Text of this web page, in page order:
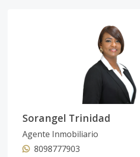
Sorangel Trinidad
Agente Inmobiliario
8098777903